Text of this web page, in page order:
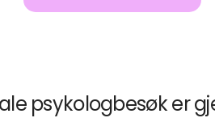
psykologbesøk er